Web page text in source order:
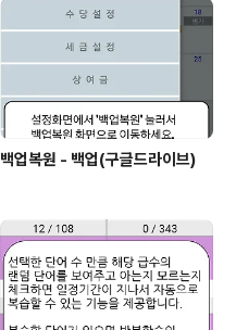
백업복원 - 백업(구글드라이브)